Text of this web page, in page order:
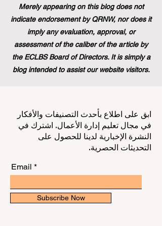
Merely appearing on this blog does not
indicate endorsement by QRNW, nor does it
imply any evaluation, approval, or
assessment of the caliber of the article by
the ECLBS Board of Directors. It is simply a
blog intended to assist our website visitors.
ابق على اطلاع بأحدث التصنيفات والأفكار
في مجال تعليم إدارة الأعمال. اشترك في
النشرة الإخبارية لدينا للحصول على
التحديثات الحصرية.
Email
Subscribe Now